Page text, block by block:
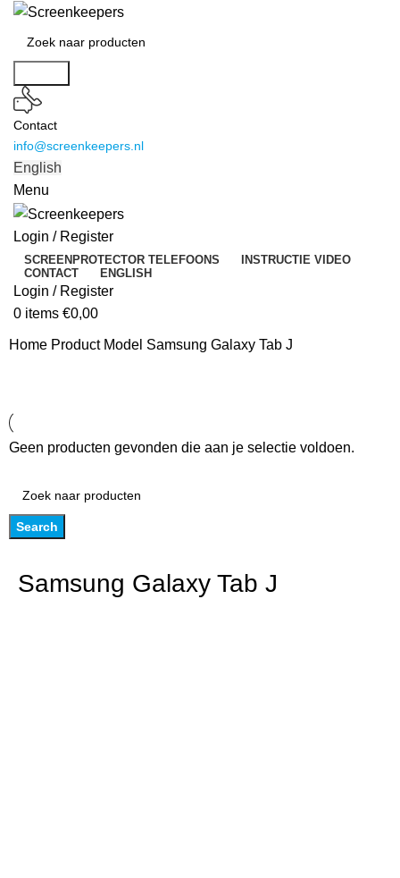
Contact
info@screenkeepers.nl
English
Menu
Login / Register
SCREENPROTECTOR TELEFOONS
INSTRUCTIE VIDEO
CONTACT
ENGLISH
Login / Register
0 items €0,00
Home Product Model Samsung Galaxy Tab J
Geen producten gevonden die aan je selectie voldoen.
Search
Samsung Galaxy Tab J